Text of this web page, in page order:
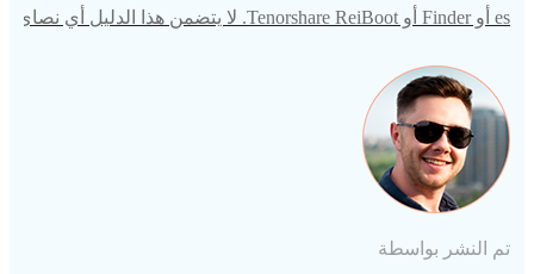
es أو Finder أو Tenorshare ReiBoot. لا يتضمن هذا الدليل أي نصائ
تم النشر بواسطة